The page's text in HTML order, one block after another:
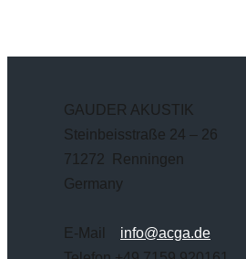
GAUDER AKUSTIK
Steinbeisstraße 24 – 26
71272 Renningen
Germany
E-Mail info@acga.de